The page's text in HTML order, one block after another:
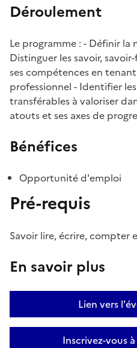
Déroulement
Le programme : - Définir
Distinguer les savoir,
ses compétences en
professionnel - Identifier
transférables à valoriser
atouts et ses axes de
Bénéfices
Opportunité d'emploi
Pré-requis
Savoir lire, écrire, compter
En savoir plus
Lien vers
Inscrivez-vous